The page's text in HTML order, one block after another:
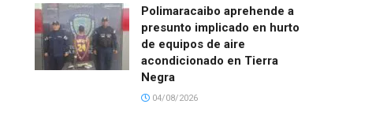
Polimaracaibo aprehende a
presunto implicado en hurto
de equipos de aire
acondicionado en Tierra
Negra
04/08/2026